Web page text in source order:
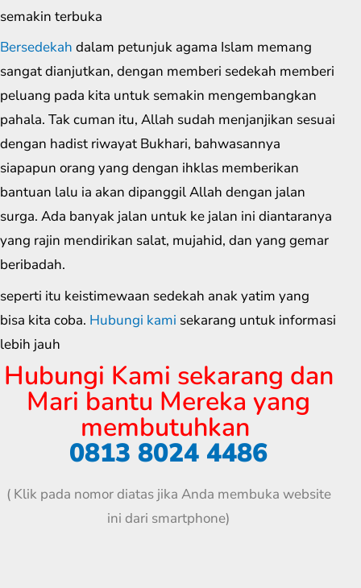
semakin terbuka
Bersedekah dalam petunjuk agama Islam memang
sangat dianjutkan, dengan memberi sedekah memberi
peluang pada kita untuk semakin mengembangkan
pahala. Tak cuman itu, Allah sudah menjanjikan sesuai
dengan hadist riwayat Bukhari, bahwasannya
siapapun orang yang dengan ihklas memberikan
bantuan lalu ia akan dipanggil Allah dengan jalan
surga. Ada banyak jalan untuk ke jalan ini diantaranya
yang rajin mendirikan salat, mujahid, dan yang gemar
beribadah.
seperti itu keistimewaan sedekah anak yatim yang
bisa kita coba. Hubungi kami sekarang untuk informasi
lebih jauh
Hubungi Kami sekarang dan
Mari bantu Mereka yang
membutuhkan
0813 8024 4486
( Klik pada nomor diatas jika Anda membuka website
ini dari smartphone)